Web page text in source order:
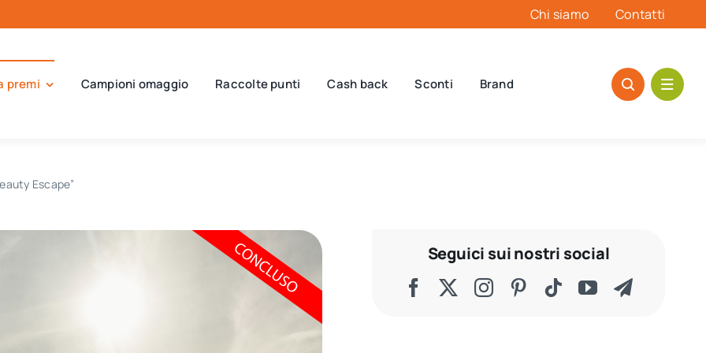
Chi siamo Contatti
premi Campioni omaggio Raccolte punti Cash back Sconti Brand
Escape”
Seguici sui nostri social